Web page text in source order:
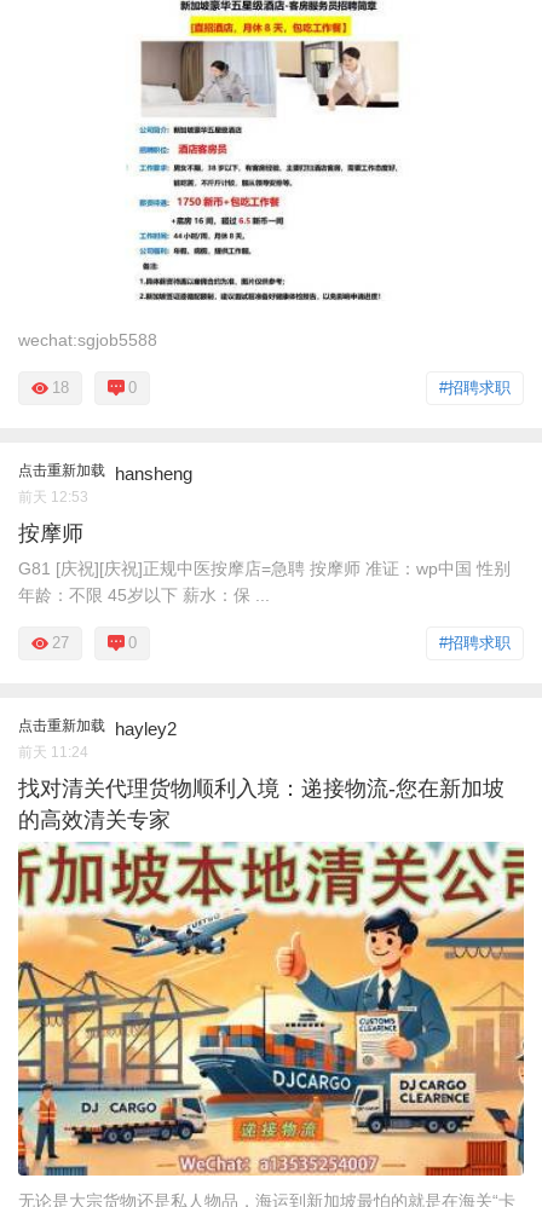
wechat:sgjob5588
#招聘求职
18 0
点击重新加载 hansheng
前天 12:53
按摩师
G81 [庆祝][庆祝]正规中医按摩店=急聘 按摩师 准证：wp中国 性别
年龄：不限 45岁以下 薪水：保 ...
#招聘求职
27 0
点击重新加载 hayley2
前天 11:24
找对清关代理货物顺利入境：递接物流-您在新加坡
的高效清关专家
无论是大宗货物还是私人物品，海运到新加坡最怕的就是在海关“卡